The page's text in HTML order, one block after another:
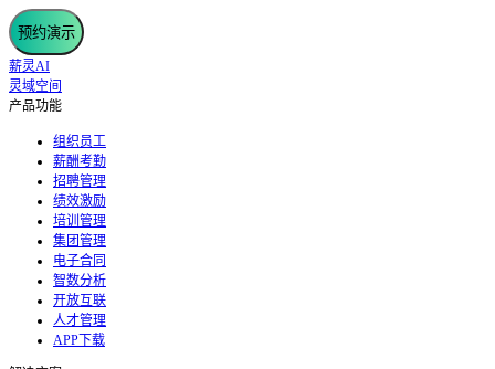
预约演示
薪灵AI
灵域空间
产品功能
组织员工
薪酬考勤
招聘管理
绩效激励
培训管理
集团管理
电子合同
智数分析
开放互联
人才管理
APP下载